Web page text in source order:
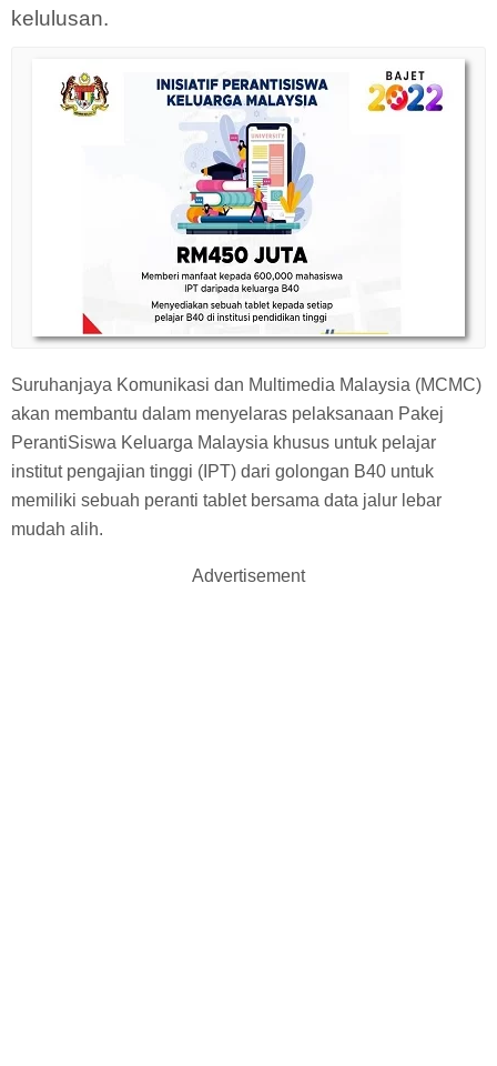
kelulusan.
Suruhanjaya Komunikasi dan Multimedia Malaysia (MCMC)
akan membantu dalam menyelaras pelaksanaan Pakej
PerantiSiswa Keluarga Malaysia khusus untuk pelajar
institut pengajian tinggi (IPT) dari golongan B40 untuk
memiliki sebuah peranti tablet bersama data jalur lebar
mudah alih.
Advertisement